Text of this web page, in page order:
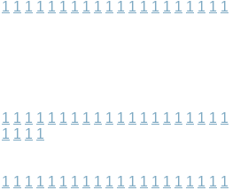
1 1 1 1 1 1 1 1 1 1 1 1 1 1 1 1 1 1 1 1
1 1 1 1 1 1 1 1 1 1 1 1 1 1 1 1 1 1 1 1
1 1 1 1
1 1 1 1 1 1 1 1 1 1 1 1 1 1 1 1 1 1 1 1